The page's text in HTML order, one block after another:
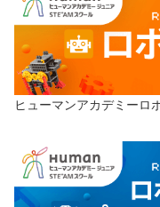
ヒューマンアカデミーロ